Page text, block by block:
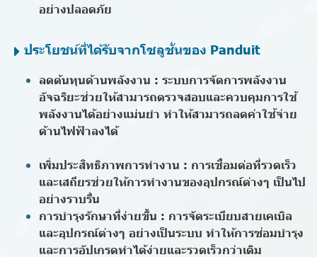
อย่างปลอดภัย
ประโยชน์ที่ได้รับจากโซลูชั่นของ Panduit
ลดต้นทุนด้านพลังงาน : ระบบการจัดการพลังงาน
อัจฉริยะช่วยให้สามารถตรวจสอบและควบคุมการใช้
พลังงานได้อย่างแม่นยำ ทำให้สามารถลดค่าใช้จ่าย
ด้านไฟฟ้าลงได้
เพิ่มประสิทธิภาพการทำงาน : การเชื่อมต่อที่รวดเร็ว
และเสถียรช่วยให้การทำงานของอุปกรณ์ต่างๆ เป็นไป
อย่างราบรื่น
การบำรุงรักษาที่ง่ายขึ้น : การจัดระเบียบสายเคเบิล
และอุปกรณ์ต่างๆ อย่างเป็นระบบ ทำให้การซ่อมบำรุง
และการอัปเกรดทำได้ง่ายและรวดเร็วกว่าเดิม